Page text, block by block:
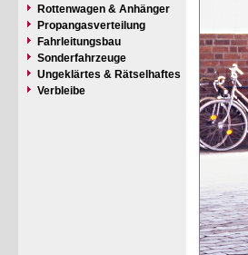
Rottenwagen & Anhänger
Propangasverteilung
Fahrleitungsbau
Sonderfahrzeuge
Ungeklärtes & Rätselhaftes
Verbleibe